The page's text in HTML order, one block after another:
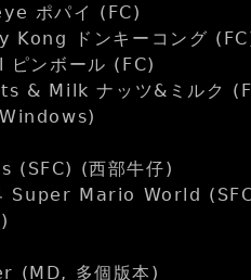
ポパイ (FC)
Kong ドンキーコング
ンボール (FC)
& Milk ナッツ&ミルク
(SFC) (西部牛仔)
Super Mario World
(MD, 多個版本)